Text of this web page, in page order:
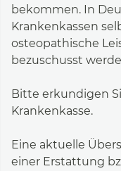
bekommen. In
Krankenkassen
osteopathische
bezuschusst
Bitte erkundigen
Krankenkasse.
Eine aktuelle
einer Erstattung